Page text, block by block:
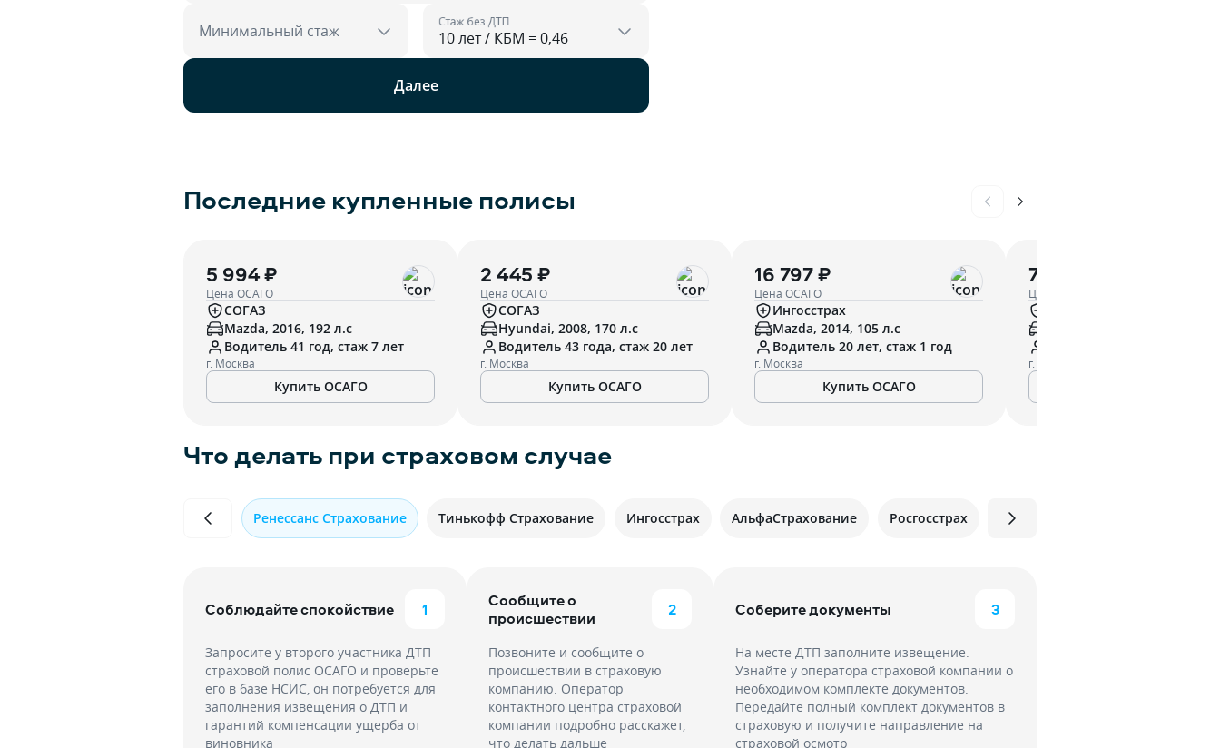
Минимальный стаж Стаж без ДТП
Далее
Последние купленные полисы
5 994 ₽
Цена ОСАГО
СОГАЗ
Mazda, 2016, 192 л.с
Водитель 41 год, стаж 7 лет
г. Москва
Купить ОСАГО
2 445 ₽
Цена ОСАГО
СОГАЗ
Hyundai, 2008, 170 л.с
Водитель 43 года, стаж 20 лет
г. Москва
Купить ОСАГО
16 797 ₽
Цена ОСАГО
Ингосстрах
Mazda, 2014, 105 л.с
Водитель 20 лет, стаж 1 год
г. Москва
Купить ОСАГО
7 999 ₽
Цена ОСАГО
г. Москва
Что делать при страховом случае
Ренессанс Страхование Тинькофф Страхование Ингосстрах АльфаСтрахование Росгосстрах
Соблюдайте спокойствие 1
Запросите у второго участника ДТП
страховой полис ОСАГО и проверьте
его в базе НСИС, он потребуется для
заполнения извещения о ДТП и
гарантий компенсации ущерба от
виновника
Сообщите о
происшествии
2
Позвоните и сообщите о
происшествии в страховую
компанию. Оператор
контактного центра страховой
компании подробно расскажет,
что делать дальше
Соберите документы 3
На месте ДТП заполните извещение.
Узнайте у оператора страховой компании о
необходимом комплекте документов.
Передайте полный комплект документов в
страховую и получите направление на
страховой осмотр